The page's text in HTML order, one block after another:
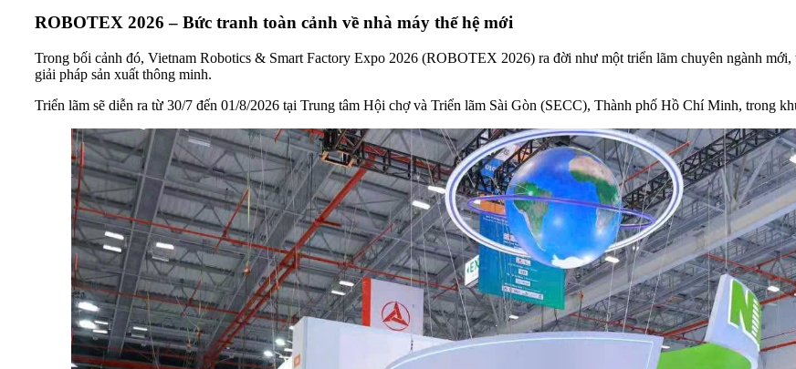
ROB OTEX 2026 – Bức tranh toàn cảnh về nhà máy thế hệ mới
Trong bối cảnh đó, Vietnam Robotics & Smart Factory Expo 2026 (ROBOTEX 2026) ra đời như một triển lãm chuyên ngành
giải pháp sản xuất thông minh.
Triển lãm sẽ diễn ra từ 30/7 đến 01/8/2026 tại Trung tâm Hội chợ và Triển lãm Sài Gòn (SECC), Thành phố Hồ Chí Minh, trong